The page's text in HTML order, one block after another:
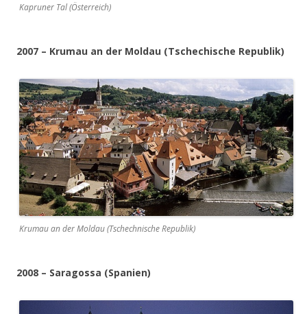
Kapruner Tal (Österreich)
2007 – Krumau an der Moldau (Tschechische Republik)
Krumau an der Moldau (Tschechnische Republik)
2008 – Saragossa (Spanien)